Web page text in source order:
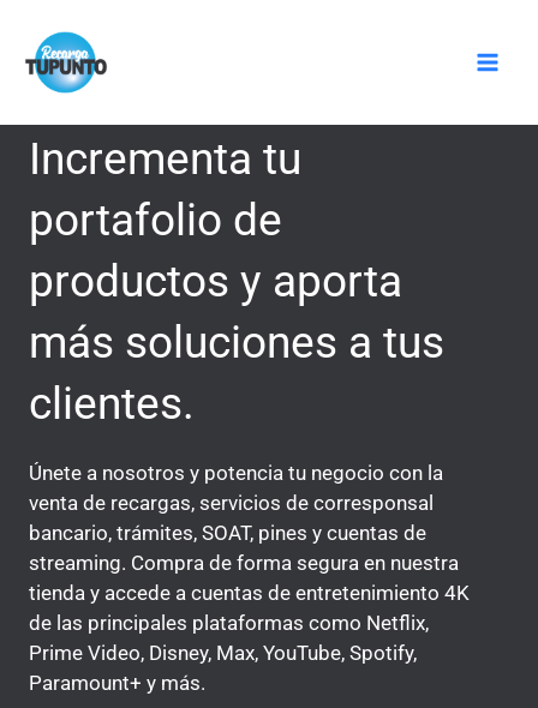
contenido
Incrementa tu
portafolio de
productos y aporta
más soluciones a tus
clientes.
Únete a nosotros y potencia tu negocio con la
venta de recargas, servicios de corresponsal
bancario, trámites, SOAT, pines y cuentas de
streaming. Compra de forma segura en nuestra
tienda y accede a cuentas de entretenimiento 4K
de las principales plataformas como Netflix,
Prime Video, Disney, Max, YouTube, Spotify,
Paramount+ y más.